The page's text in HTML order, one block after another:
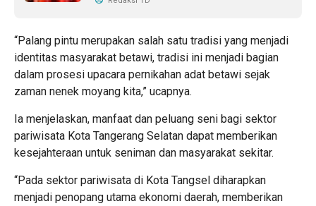
“Palang pintu merupakan salah satu tradisi yang menjadi
identitas masyarakat betawi, tradisi ini menjadi bagian
dalam prosesi upacara pernikahan adat betawi sejak
zaman nenek moyang kita,” ucapnya.
Ia menjelaskan, manfaat dan peluang seni bagi sektor
pariwisata Kota Tangerang Selatan dapat memberikan
kesejahteraan untuk seniman dan masyarakat sekitar.
“Pada sektor pariwisata di Kota Tangsel diharapkan
menjadi penopang utama ekonomi daerah, memberikan